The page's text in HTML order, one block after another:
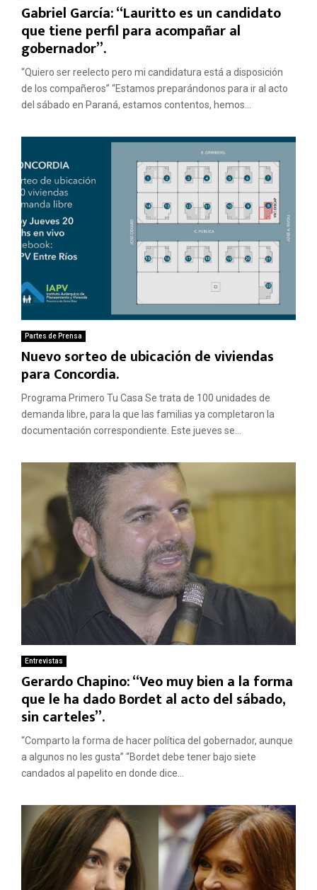
Gabriel García: “Lauritto es un candidato
que tiene perfil para acompañar al
gobernador”.
“Quiero ser reelecto pero mi candidatura está a disposición
de los compañeros” “Estamos preparándonos para ir al acto
del sábado en Paraná, estamos contentos, hemos...
Partes de Prensa
Nuevo sorteo de ubicación de viviendas
para Concordia.
Programa Primero Tu Casa Se trata de 100 unidades de
demanda libre, para la que las familias ya completaron la
documentación correspondiente. Este jueves se...
Entrevistas
Gerardo Chapino: “Veo muy bien a la forma
que le ha dado Bordet al acto del sábado,
sin carteles”.
“Comparto la forma de hacer política del gobernador, aunque
a algunos no les gusta” “Bordet debe tener bajo siete
candados al papelito en donde dice...